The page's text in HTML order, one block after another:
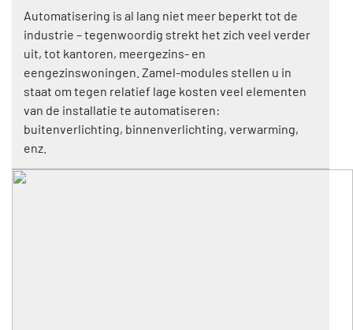
Automatisering is al lang niet meer beperkt tot de
industrie – tegenwoordig strekt het zich veel verder
uit, tot kantoren, meergezins- en
eengezinswoningen. Zamel-modules stellen u in
staat om tegen relatief lage kosten veel elementen
van de installatie te automatiseren:
buitenverlichting, binnenverlichting, verwarming,
enz.